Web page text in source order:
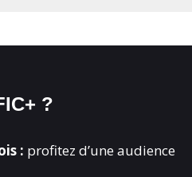
?
: profitez d’une audience